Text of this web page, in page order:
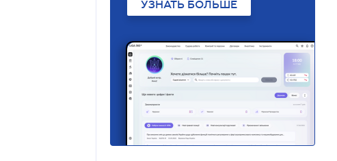
УЗНАТЬ БОЛЬШЕ